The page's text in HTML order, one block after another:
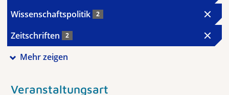
Wissenschaftspolitik 2
Zeitschriften 2
Mehr zeigen
Veranstaltungsart